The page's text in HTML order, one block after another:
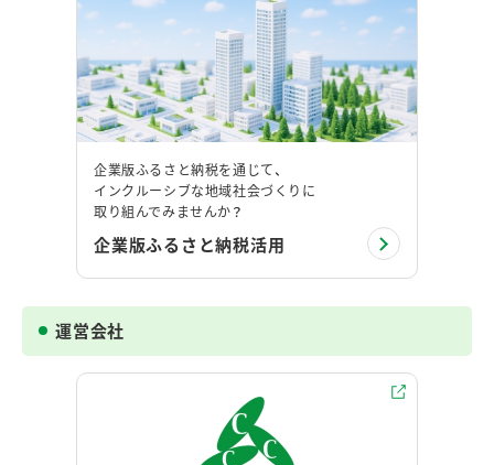
自社WebサイトのWebアクセシビリティを評価するとい
う発想は、多くの方にとって、これまで考える機会が少な
かったのではないかと思います。本記事を通じて少しで
も気になった方は、ぜひインフォ・クリエイツ様のサービ
スを活用されてみてはいかがでしょうか。まず評価を行
利用者の満足度や信頼の向上を通じて、事業の成長につな
がる機会となるかもしれません。誰も取り残さない情報
のあり方を考えることは、これからの組織にとって欠かせ
ない視点になるとインタビューを通じて感じました。
企業版ふるさと納税を通じて、
インクルーシブな地域社会づくりに
取り組んでみませんか？
企業版ふるさと納税活用
運営会社